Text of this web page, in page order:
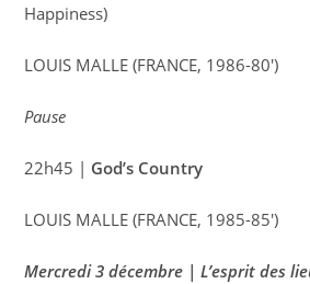
Happiness)
LOUIS MALLE (FRANCE, 1986-80′)
Pause
22h45 | God’s Country
LOUIS MALLE (FRANCE, 1985-85′)
Mercredi 3 décembre | L’esprit des